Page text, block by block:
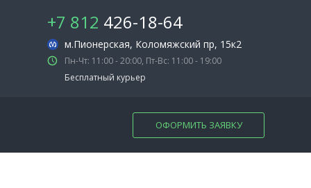
+7 812 426-18-64
м.Пионерская, Коломяжский пр, 15к2
Пн-Чт: 11:00 - 20:00, Пт-Вс: 11:00 - 19:00
Бесплатный курьер
ОФОРМИТЬ ЗАЯВКУ